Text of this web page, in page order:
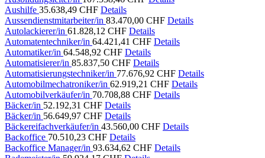
Aushilfe 35.638,49 CHF Details
Aussendienstmitarbeiter/in 83.470,00 CHF Details
Autolackierer/in 61.828,12 CHF Details
Automatentechniker/in 64.421,41 CHF Details
Automatiker/in 64.548,92 CHF Details
Automatisierer/in 85.837,50 CHF Details
Automatisierungstechniker/in 77.676,92 CHF Details
Automobilmechatroniker/in 62.919,21 CHF Details
Automobilverkäufer/in 70.708,88 CHF Details
Bäcker/in 52.192,31 CHF Details
Bäcker/in 56.649,97 CHF Details
Bäckereifachverkäufer/in 43.560,00 CHF Details
Backoffice 70.510,23 CHF Details
Backoffice Manager/in 93.634,62 CHF Details